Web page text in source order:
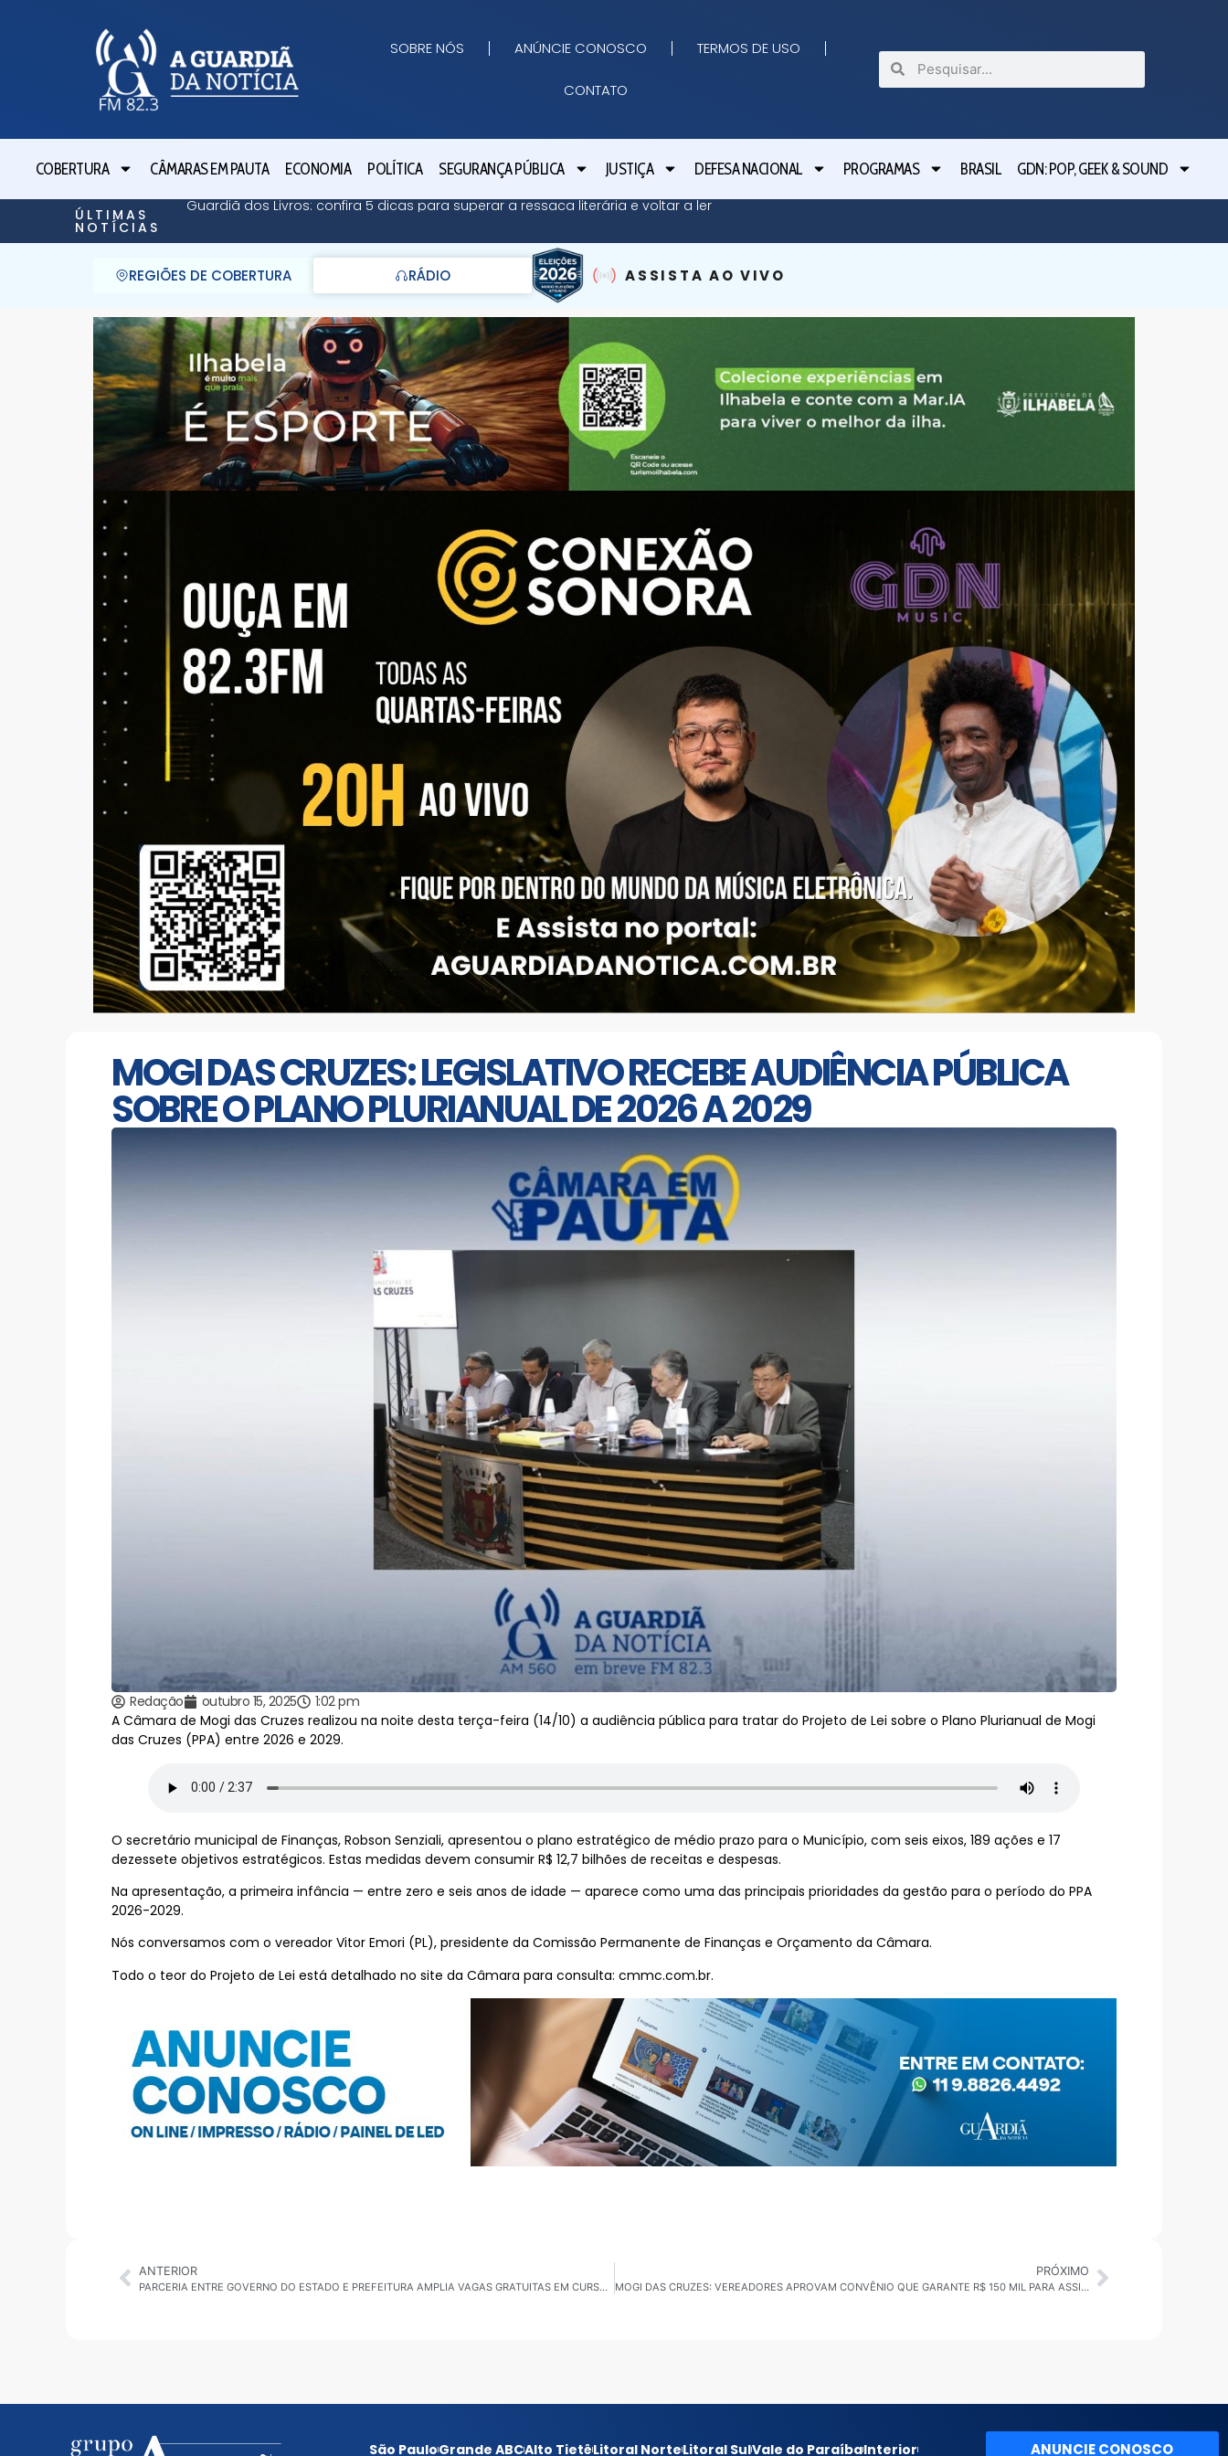
SOBRE NÓS ANÚNCIE CONOSCO TERMOS DE USO
CONTATO
COBERTURA CÂMARAS EM PAUTA ECONOMIA POLÍTICA SEGURANÇA PÚBLICA JUSTIÇA DEFESA NACIONAL PROGRAMAS BRASIL GDN: POP, GEEK & SOUND
ÚLTIMAS
NOTÍCIAS
Guardiã dos Livros: confira 5 dicas para superar a ressaca literária e voltar a ler
REGIÕES DE COBERTURA RÁDIO ASSISTA AO VIVO
MOGI DAS CRUZES: LEGISLATIVO RECEBE AUDIÊNCIA PÚBLICA
SOBRE O PLANO PLURIANUAL DE 2026 A 2029
Redação outubro 15, 2025
1:02 pm
A Câmara de Mogi das Cruzes realizou na noite desta terça-feira (14/10) a audiência pública para tratar do Projeto de Lei sobre o Plano Plurianual de Mogi
das Cruzes (PPA) entre 2026 e 2029.
O secretário municipal de Finanças, Robson Senziali, apresentou o plano estratégico de médio prazo para o Município, com seis eixos, 189 ações e 17
dezessete objetivos estratégicos. Estas medidas devem consumir R$ 12,7 bilhões de receitas e despesas.
Na apresentação, a primeira infância — entre zero e seis anos de idade — aparece como uma das principais prioridades da gestão para o período do PPA
2026-2029.
Nós conversamos com o vereador Vitor Emori (PL), presidente da Comissão Permanente de Finanças e Orçamento da Câmara.
Todo o teor do Projeto de Lei está detalhado no site da Câmara para consulta: cmmc.com.br.
ANTERIOR
PARCERIA ENTRE GOVERNO DO ESTADO E PREFEITURA AMPLIA VAGAS GRATUITAS EM CURSOS TÉCNICOS
PRÓXIMO
MOGI DAS CRUZES: VEREADORES APROVAM CONVÊNIO QUE GARANTE R$ 150 MIL PARA ASSISTÊNCIA SOCIAL EM JUNDIAPEBA
São PauloGrande ABCAlto TietêLitoral NorteLitoral SulVale do ParaíbaInterior ANUNCIE CONOSCO